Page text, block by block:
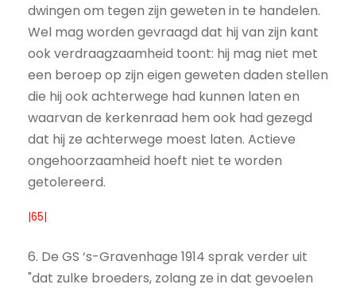
dwingen om tegen zijn geweten in te handelen.
Wel mag worden gevraagd dat hij van zijn kant
ook verdraagzaamheid toont: hij mag niet met
een beroep op zijn eigen geweten daden stellen
die hij ook achterwege had kunnen laten en
waarvan de kerkenraad hem ook had gezegd
dat hij ze achterwege moest laten. Actieve
ongehoorzaamheid hoeft niet te worden
getolereerd.
|65|
6. De GS ‘s-Gravenhage 1914 sprak verder uit
"dat zulke broeders, zolang ze in dat gevoelen